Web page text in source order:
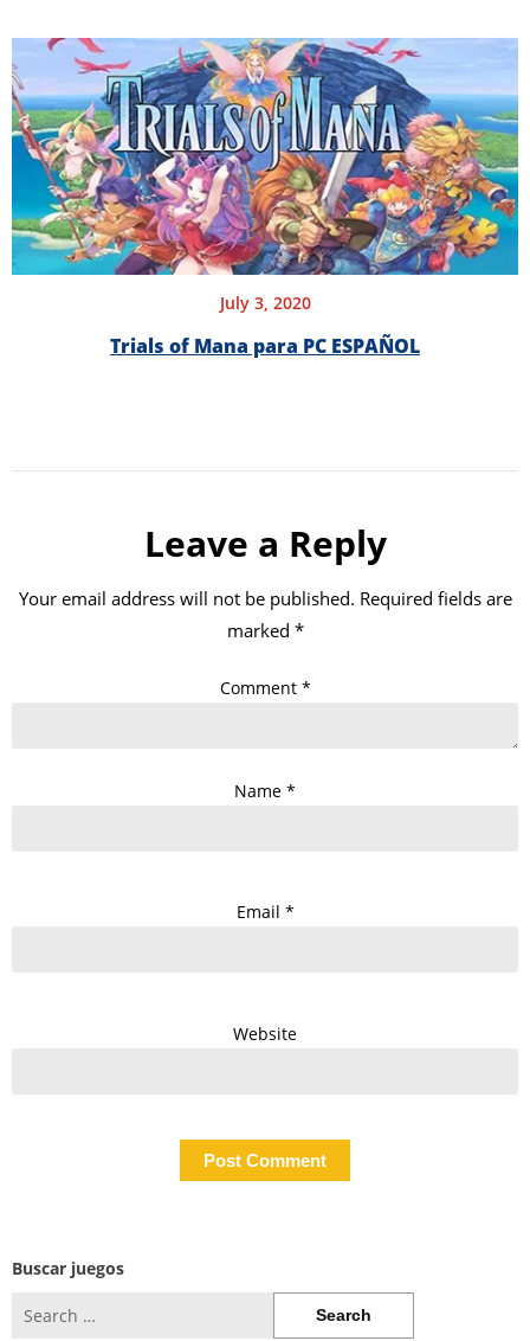
July 3, 2020
Trials of Mana para PC ESPAÑOL
Leave a Reply
Your email address will not be published. Required fields are
marked *
Comment *
Name *
Email *
Website
Buscar juegos
for: